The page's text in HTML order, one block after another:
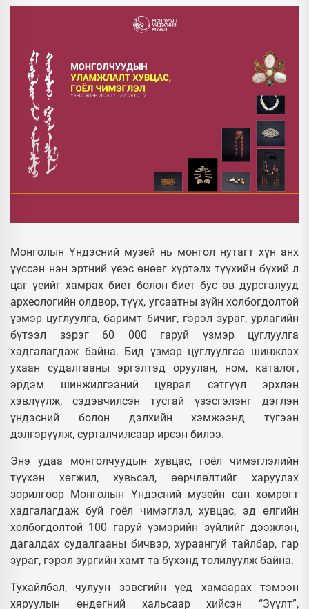
Монголын Үндэсний музей нь монгол нутагт хүн анх
үүссэн нэн эртний үеэс өнөөг хүртэлх түүхийн бүхий л
цаг үеийг хамрах биет болон биет бус өв дурсгалууд
археологийн олдвор, түүх, угсаатны зүйн холбогдолтой
үзмэр цуглуулга, баримт бичиг, гэрэл зураг, урлагийн
бүтээл зэрэг 60 000 гаруй үзмэр цуглуулга
хадгалагдаж байна. Бид үзмэр цуглуулгаа шинжлэх
ухаан судалгааны эргэлтэд оруулан, ном, каталог,
эрдэм шинжилгээний цуврал сэтгүүл эрхлэн
хэвлүүлж, сэдэвчилсэн тусгай үзэсгэлэнг дэглэн
үндэсний болон дэлхийн хэмжээнд түгээн
дэлгэрүүлж, сурталчилсаар ирсэн билээ.
Энэ удаа монголчуудын хувцас, гоёл чимэглэлийн
түүхэн хөгжил, хувьсал, өөрчлөлтийг харуулах
зорилгоор Монголын Үндэсний музейн сан хөмрөгт
хадгалагдаж буй гоёл чимэглэл, хувцас, эд өлгийн
холбогдолтой 100 гаруй үзмэрийн зүйлийг дээжлэн,
дагалдах судалгааны бичвэр, хураангуй тайлбар, гар
зураг, гэрэл зургийн хамт та бүхэнд толилуулж байна.
Тухайлбал, чулуун зэвсгийн үед хамаарах тэмээн
хяруулын өндөгний хальсаар хийсэн “Зүүлт”,